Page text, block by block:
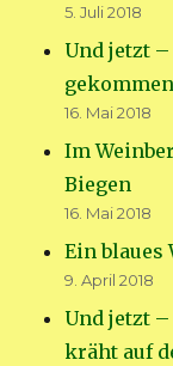
5. Juli 2018
Und jetzt –
gekommen
16. Mai 2018
Im
Biegen
16. Mai 2018
Ein blaues
9. April 2018
Und jetzt –
kräht auf